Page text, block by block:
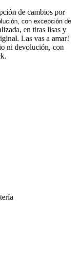
de cambios por
con excepción de
en tiras lisas y
Las vas a amar!
ni devolución, con